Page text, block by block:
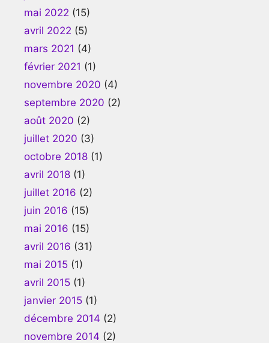
mai 2022 (15)
avril 2022 (5)
mars 2021 (4)
février 2021 (1)
novembre 2020 (4)
septembre 2020 (2)
août 2020 (2)
juillet 2020 (3)
octobre 2018 (1)
avril 2018 (1)
juillet 2016 (2)
juin 2016 (15)
mai 2016 (15)
avril 2016 (31)
mai 2015 (1)
avril 2015 (1)
janvier 2015 (1)
décembre 2014 (2)
novembre 2014 (2)